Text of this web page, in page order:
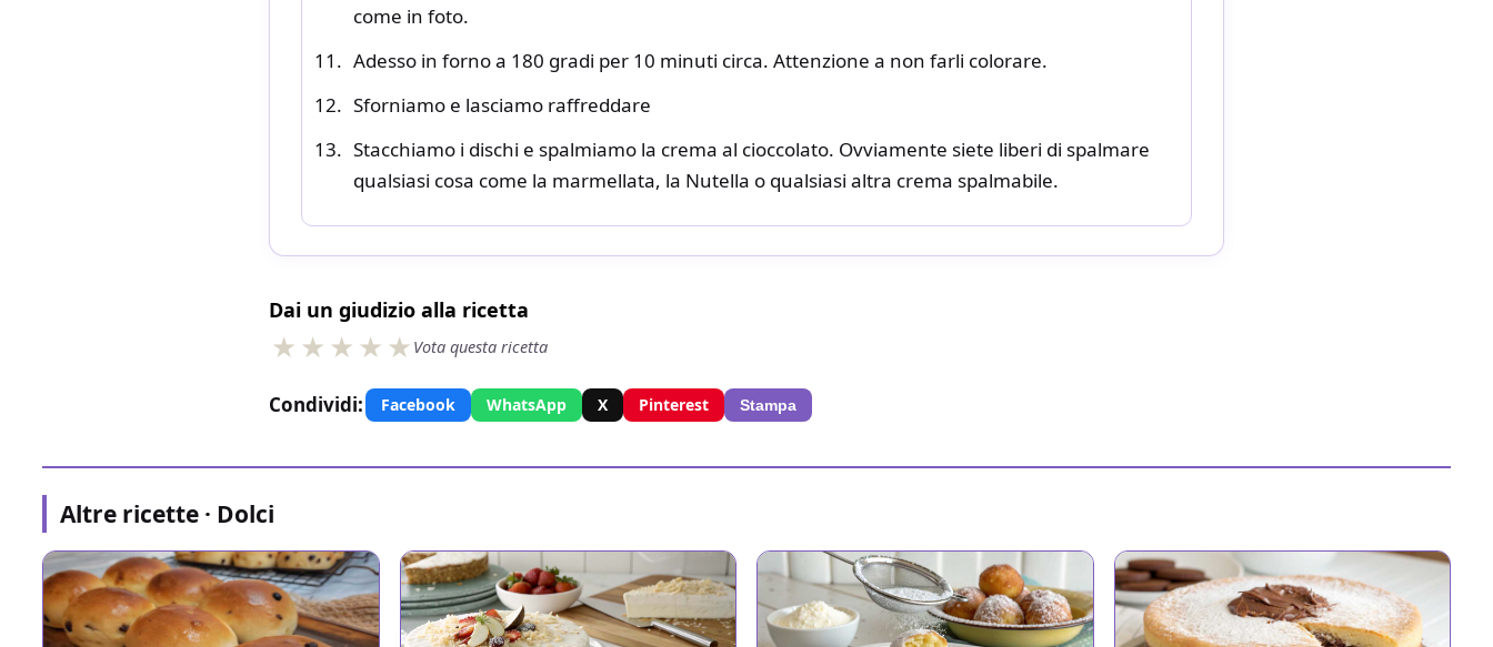
come in foto.
Adesso in forno a 180 gradi per 10 minuti circa. Attenzione a non farli colorare.
Sforniamo e lasciamo raffreddare
Stacchiamo i dischi e spalmiamo la crema al cioccolato. Ovviamente siete liberi di spalmare
qualsiasi cosa come la marmellata, la Nutella o qualsiasi altra crema spalmabile.
Dai un giudizio alla ricetta
Vota questa ricetta
Condividi: Facebook WhatsApp X Pinterest Stampa
Altre ricette · Dolci